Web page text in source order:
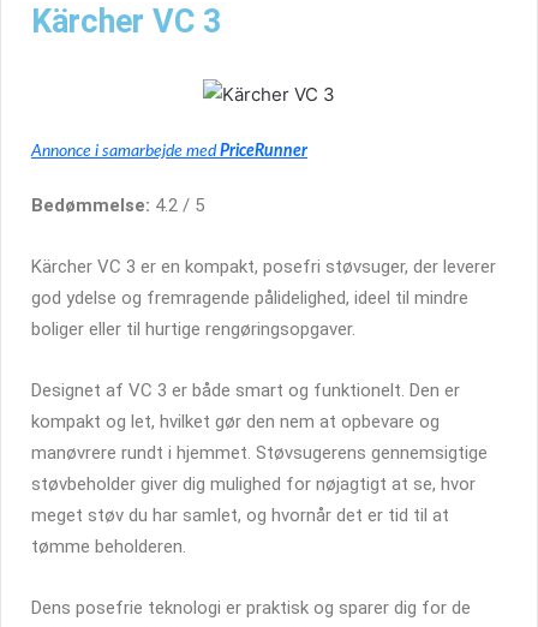
Kärcher VC 3
Annonce i samarbejde med PriceRunner
Bedømmelse: 4.2 / 5
Kärcher VC 3 er en kompakt, posefri støvsuger, der leverer
god ydelse og fremragende pålidelighed, ideel til mindre
boliger eller til hurtige rengøringsopgaver.
Designet af VC 3 er både smart og funktionelt. Den er
kompakt og let, hvilket gør den nem at opbevare og
manøvrere rundt i hjemmet. Støvsugerens gennemsigtige
støvbeholder giver dig mulighed for nøjagtigt at se, hvor
meget støv du har samlet, og hvornår det er tid til at
tømme beholderen.
Dens posefrie teknologi er praktisk og sparer dig for de